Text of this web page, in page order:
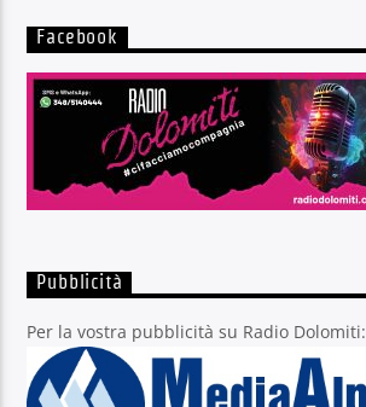
Facebook
Pubblicità
Per la vostra pubblicità su Radio Dolomiti: